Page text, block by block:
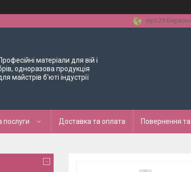
вул.29
матеріали для вій і
одноразова продукція
майстрів б'юті індустрії
послуги Доставка та оплата Повернення та